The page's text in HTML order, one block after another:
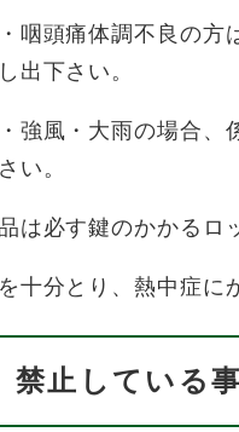
咽頭痛体調不良の
出下さい。
強風・大雨の場合
い。
は必す鍵のかかるロ
十分とり、熱中症に
止している